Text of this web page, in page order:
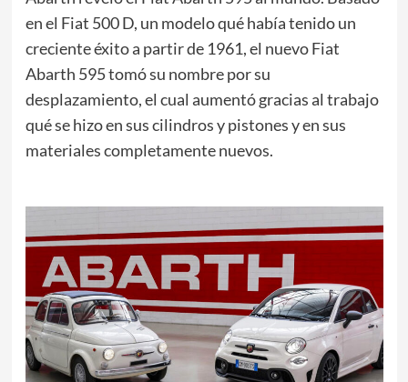
en el Fiat 500 D, un modelo qué había tenido un
creciente éxito a partir de 1961, el nuevo Fiat
Abarth 595 tomó su nombre por su
desplazamiento, el cual aumentó gracias al trabajo
qué se hizo en sus cilindros y pistones y en sus
materiales completamente nuevos.